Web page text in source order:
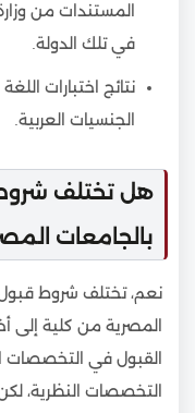
المستندات من
في تلك الدولة.
نتائج اختبارات
الجنسيات العربية.
هل تختلف شروط
بالجامعات
نعم، تختلف شروط قبول
المصرية من كلية إلى
القبول في
التخصصات النظرية،